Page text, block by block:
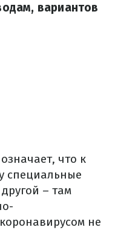
вариантов
что к
специальные
– там
не